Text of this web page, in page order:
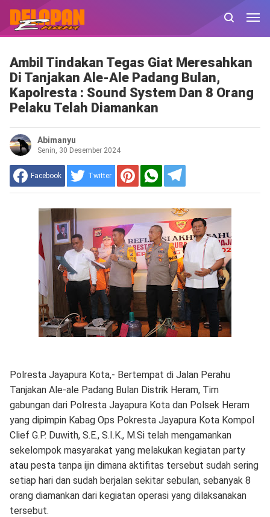
Ambil Tindakan Tegas Giat Meresahkan
Di Tanjakan Ale-Ale Padang Bulan,
Kapolresta : Sound System Dan 8 Orang
Pelaku Telah Diamankan
Abimanyu
Senin, 30 Desember 2024
Facebook Twitter
Polresta Jayapura Kota,- Bertempat di Jalan Perahu
Tanjakan Ale-ale Padang Bulan Distrik Heram, Tim
gabungan dari Polresta Jayapura Kota dan Polsek Heram
yang dipimpin Kabag Ops Pokresta Jayapura Kota Kompol
Clief G.P. Duwith, S.E., S.I.K., M.Si telah mengamankan
sekelompok masyarakat yang melakukan kegiatan party
atau pesta tanpa ijin dimana aktifitas tersebut sudah sering
setiap hari dan sudah berjalan sekitar sebulan, sebanyak 8
orang diamankan dari kegiatan operasi yang dilaksanakan
tersebut.